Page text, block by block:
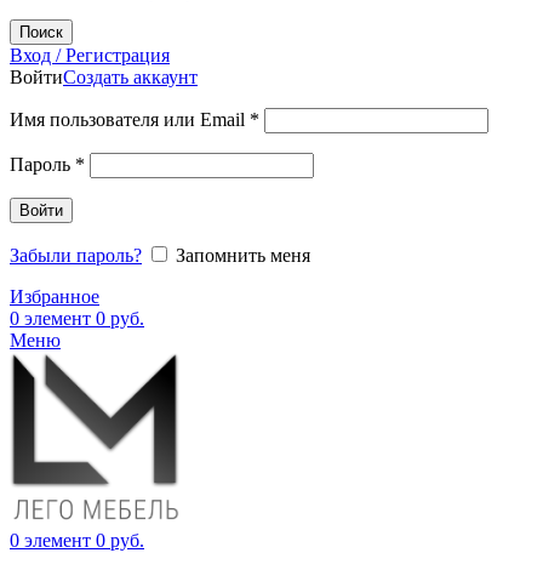
Поиск
Вход / Регистрация
ВойтиСоздать аккаунт
Имя пользователя или Email *
Пароль *
Войти
Забыли пароль?
Запомнить меня
Избранное
0 элемент 0 руб.
Меню
0 элемент 0 руб.